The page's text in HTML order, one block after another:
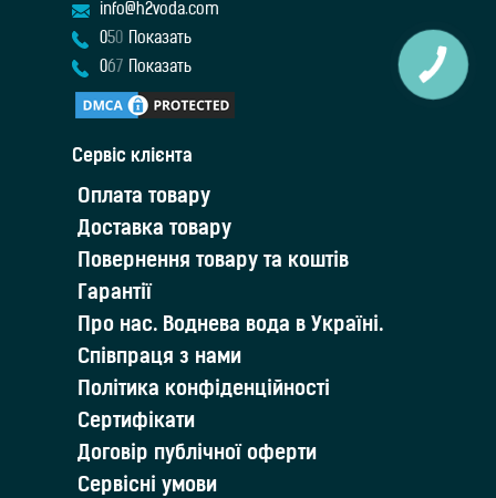
info@h2voda.com
050
Показать
067 Показать
Cервіс клієнта
Оплата товару
Доставка товару
Повернення товару та коштів
Гарантії
Про нас. Воднева вода в Україні.
Співпраця з нами
Політика конфіденційності
Сертифікати
Договір публічної оферти
Сервісні умови